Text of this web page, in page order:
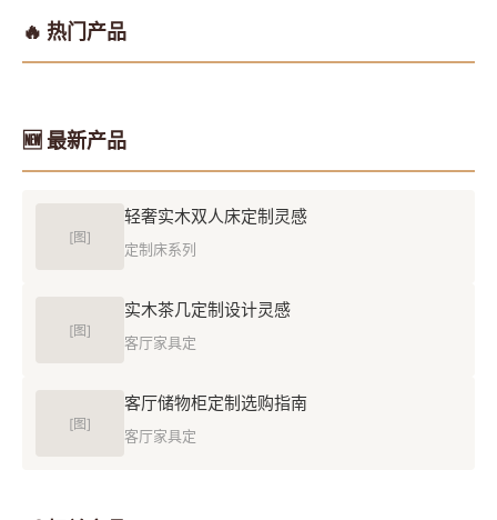
🔥 热门产品
🆕 最新产品
[图]
轻奢实木双人床定制灵感
定制床系列
[图]
实木茶几定制设计灵感
客厅家具定
[图]
客厅储物柜定制选购指南
客厅家具定